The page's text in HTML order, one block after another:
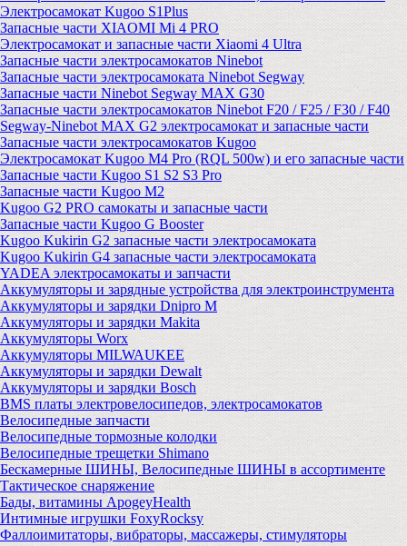
Электросамокат Kugoo S1Plus
Запасные части XIAOMI Mi 4 PRO
Электросамокат и запасные части Xiaomi 4 Ultra
Запасные части электросамокатов Ninebot
Запасные части электросамоката Ninebot Segway
Запасные части Ninebot Segway MAX G30
Запасные части электросамокатов Ninebot F20 / F25 / F30 / F40
Segway-Ninebot MAX G2 электросамокат и запасные части
Запасные части электросамокатов Kugoo
Электросамокат Kugoo M4 Pro (RQL 500w) и его запасные части
Запасные части Kugoo S1 S2 S3 Pro
Запасные части Kugoo M2
Kugoo G2 PRO самокаты и запасные части
Запасные части Kugoo G Booster
Kugoo Kukirin G2 запасные части электросамоката
Kugoo Kukirin G4 запасные части электросамоката
YADEA электросамокаты и запчасти
Аккумуляторы и зарядные устройства для электроинструмента
Аккумуляторы и зарядки Dnipro M
Аккумуляторы и зарядки Makita
Аккумуляторы Worx
Аккумуляторы MILWAUKEE
Аккумуляторы и зарядки Dewalt
Аккумуляторы и зарядки Bosch
BMS платы электровелосипедов, электросамокатов
Велосипедные запчасти
Велосипедные тормозные колодки
Велосипедные трещетки Shimano
Бескамерные ШИНЫ, Велосипедные ШИНЫ в ассортименте
Тактическое снаряжение
Бады, витамины ApogeyHealth
Интимные игрушки FoxyRocksy
Фаллоимитаторы, вибраторы, массажеры, стимуляторы